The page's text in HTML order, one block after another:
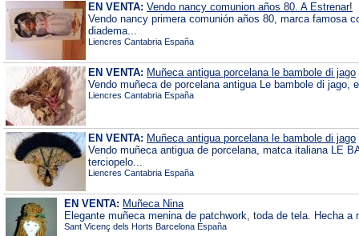
EN VENTA: Vendo nancy comunion años 80. A Estrenar!
Vendo nancy primera comunión años 80, marca famosa
diadema...
Liencres Cantabria España
EN VENTA: Muñeca antigua porcelana le bambole di jago
Vendo muñeca de porcelana antigua Le bambole di
Liencres Cantabria España
EN VENTA: Muñeca antigua porcelana le bambole di jago
Vendo muñeca antigua de porcelana, matca italiana LE
terciopelo...
Liencres Cantabria España
EN VENTA: Muñeca Nina
Elegante muñeca menina de patchwork, toda de tela. Hecha
Sant Vicenç dels Horts Barcelona España